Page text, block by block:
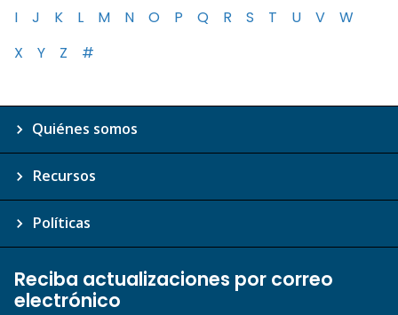
I
J K L M N O P Q R S T U V
W
X
Y Z #
Quiénes somos
Recursos
Políticas
Reciba actualizaciones por correo
electrónico